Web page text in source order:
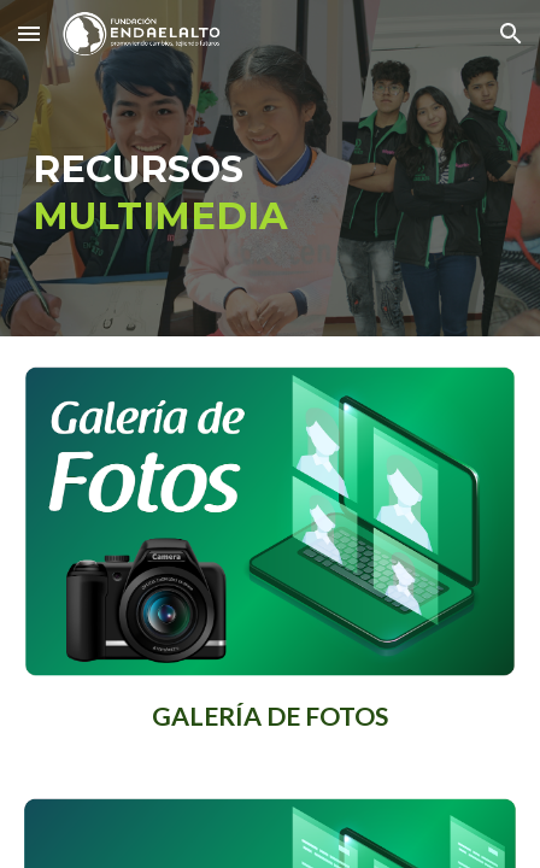
Skip to main content Skip to navigation
RECURSOS
MULTIMEDIA
GALERÍA DE FOTOS